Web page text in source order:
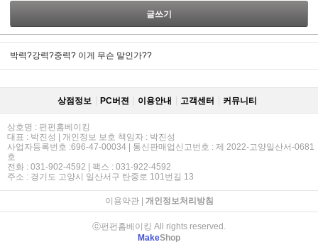
글쓰기
박력?강력?중력? 이게 무슨 말인가??
상점정보 PC버젼 이용안내 고객센터 커뮤니티
상호명 : 펀펀홈베이킹
대표 : 박진성 | 개인정보 보호 책임자 : 박진성
사업자등록번호 :696-47-00034 | 통신판매업신고번호 : 제 2022-고양일산서-0681
호
전화 : 031-902-4592 | 팩스 : 031-922-4592
주소 : 경기도 고양시 일산서구 탄중로 101번길 13
이용약관| 개인정보처리방침
ⓒ펀펀홈베이킹 All rights reserved.
MakeShop